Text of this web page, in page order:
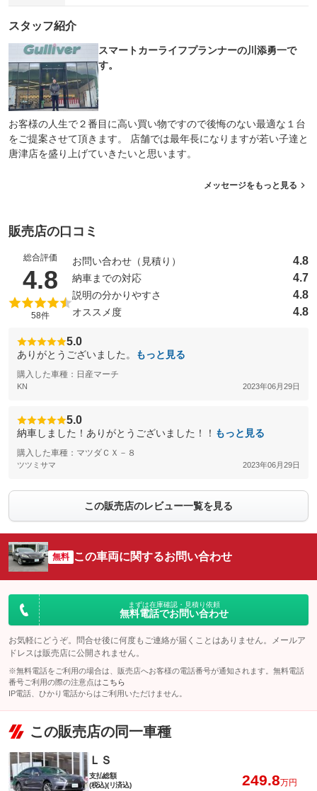
スタッフ紹介
スマートカーライフプランナーの川添勇一で
す。
お客様の人生で２番目に高い買い物ですので後悔のない最適な１台
をご提案させて頂きます。 店舗では最年長になりますが若い子達と
唐津店を盛り上げていきたいと思います。
メッセージをもっと見る
販売店の口コミ
総合評価
4.8 （5点満点中）
58件
お問い合わせ（見積り） 4.8
納車までの対応 4.7
説明の分かりやすさ 4.8
オススメ度 4.8
5.0
ありがとうございました。 もっと見る
購入した車種：日産マーチ
KN 2023年06月29日
5.0
納車しました！ありがとうございました！！ もっと見る
購入した車種：マツダＣＸ－８
ツツミサマ 2023年06月29日
この販売店のレビュー一覧を見る
無料 この車両に関するお問い合わせ
まずは在庫確認・見積り依頼
無料電話でお問い合わせ
お気軽にどうぞ。問合せ後に何度もご連絡が届くことはありません。メールア
ドレスは販売店に公開されません。
※無料電話をご利用の場合は、販売店へお客様の電話番号が通知されます。無料電話
番号ご利用の際の注意点は こちら
IP電話、ひかり電話からはご利用いただけません。
この販売店の同一車種
ＬＳ
支払総額
(税込)(リ済込)
249.8万円